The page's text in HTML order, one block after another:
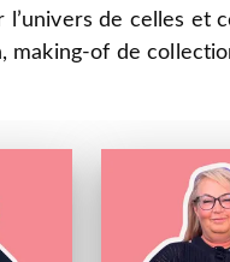
l’univers de celles
making-of de